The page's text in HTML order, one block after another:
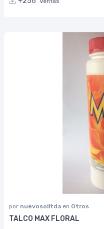
por nuevosolltda en Otros
TALCO MAX FLORAL